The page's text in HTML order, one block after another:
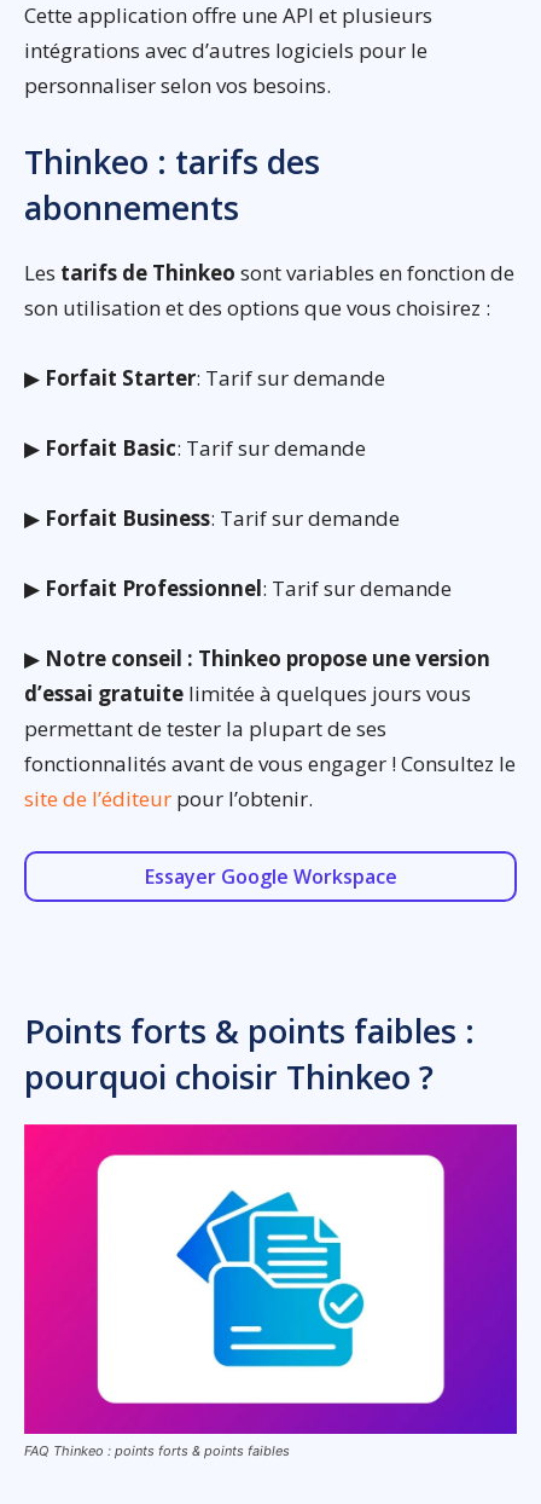
Cette application offre une API et plusieurs
intégrations avec d’autres logiciels pour le
personnaliser selon vos besoins.
Thinkeo : tarifs des
abonnements
Les tarifs de Thinkeo sont variables en fonction de
son utilisation et des options que vous choisirez :
▶ Forfait Starter: Tarif sur demande
▶ Forfait Basic: Tarif sur demande
▶ Forfait Business: Tarif sur demande
▶ Forfait Professionnel: Tarif sur demande
▶ Notre conseil : Thinkeo propose une version
d’essai gratuite limitée à quelques jours vous
permettant de tester la plupart de ses
fonctionnalités avant de vous engager ! Consultez le
site de l’éditeur pour l’obtenir.
Essayer Google Workspace
Points forts & points faibles :
pourquoi choisir Thinkeo ?
FAQ Thinkeo : points forts & points faibles